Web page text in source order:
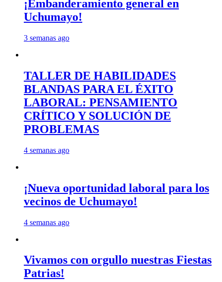
¡Embanderamiento general en
Uchumayo!
3 semanas ago
TALLER DE HABILIDADES
BLANDAS PARA EL ÉXITO
LABORAL: PENSAMIENTO
CRÍTICO Y SOLUCIÓN DE
PROBLEMAS
4 semanas ago
¡Nueva oportunidad laboral para los
vecinos de Uchumayo!
4 semanas ago
Vivamos con orgullo nuestras Fiestas
Patrias!